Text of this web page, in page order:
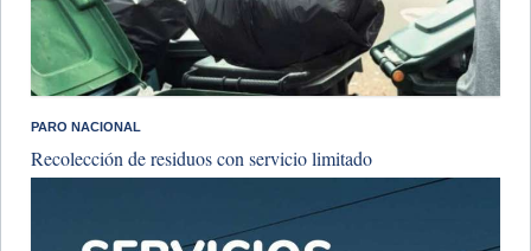
PARO NACIONAL
Recolección de residuos con servicio limitado